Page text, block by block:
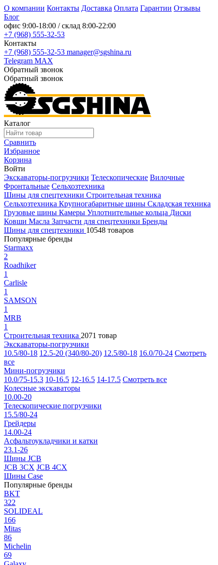
О компании Контакты Доставка Оплата Гарантии Отзывы
Блог
офис 9:00-18:00 / склад 8:00-22:00
+7 (968) 555-32-53
Контакты
+7 (968) 555-32-53 manager@sgshina.ru
Telegram MAX
Обратный звонок
Обратный звонок
Каталог
Сравнить
Избранное
Корзина
Войти
Экскаваторы-погрузчики Телескопические Вилочные
Фронтальные Сельхозтехника
Шины для спецтехники Строительная техника
Сельхозтехника Крупногабаритные шины Складская техника
Грузовые шины Камеры Уплотнительные кольца Диски
Ковши Масла Запчасти для спецтехники Бренды
Шины для спецтехники 10548 товаров
Популярные бренды
Starmaxx
2
Roadhiker
1
Carlisle
1
SAMSON
1
MRB
1
Строительная техника 2071 товар
Экскаваторы-погрузчики
10.5/80-18 12.5-20 (340/80-20) 12.5/80-18 16.0/70-24 Смотреть
все
Мини-погрузчики
10.0/75-15.3 10-16.5 12-16.5 14-17.5 Смотреть все
Колесные экскаваторы
10.00-20
Телескопические погрузчики
15.5/80-24
Грейдеры
14.00-24
Асфальтоукладчики и катки
23.1-26
Шины JCB
JCB 3CX JCB 4CX
Шины Case
Популярные бренды
BKT
322
SOLIDEAL
166
Mitas
86
Michelin
69